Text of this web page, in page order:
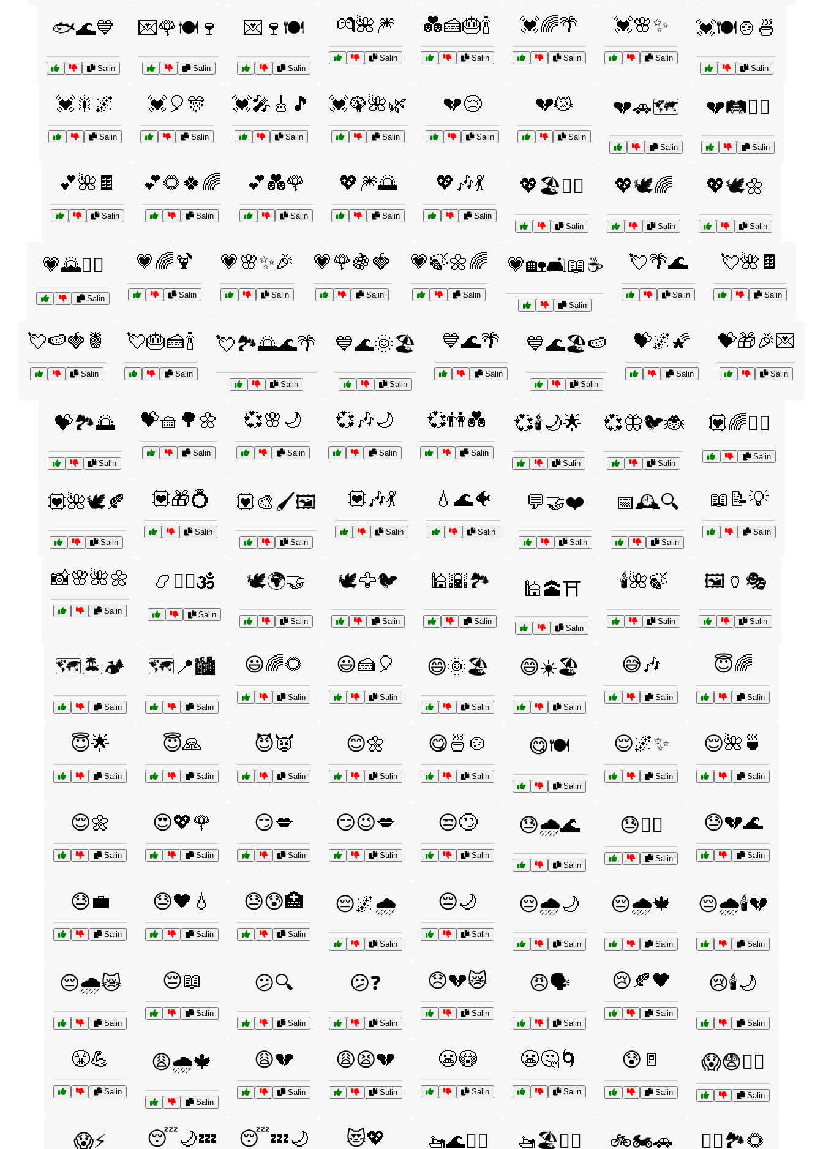
🐟🌊💙
Salin
💌🌹🍽️🍷
Salin
💌🍷🍽️
Salin
💏🌺🎆
Salin
💑🍰🎂🍾
Salin
💓🌈🌴
Salin
💓🌸✨
Salin
💓🍽️🍲🍜
Salin
💓🎇🌌
Salin
💓🎈🎊
Salin
💓🎤🎸🎵
Salin
💓🦚🌺🌿
Salin
💔😢
Salin
💔😿
Salin
💔🚗🗺️
Salin
💔🛤️🚶‍♂️
Salin
💕🌺🍫
Salin
💕🌻🍀🌈
Salin
💕💑🌹
Salin
💖🎆🌅
Salin
💖🎶💃
Salin
💖🏖️🏄‍♀️
Salin
💖🕊️🌈
Salin
💖🕊️🌼
Salin
💗🌄🚴‍♂️
Salin
💗🌈🍹
Salin
💗🌸✨🎉
Salin
💗🌹🍇🍓
Salin
💗🍃🌼🌈
Salin
💗🏡🛋️📖☕
Salin
💘🌴🌊
Salin
💘🌺🍫
Salin
💘🍉🍓🍍
Salin
💘🎂🍰🍾
Salin
💘🏞️🌅🌊🌴
Salin
💙🌊🌞🏖️
Salin
💙🌊🌴
Salin
💙🌊🏖️🍉
Salin
💝🌌🌠
Salin
💝🎁🎉💌
Salin
💝🏞️🌅
Salin
💝🧺🌳🌼
Salin
💞🌸🌙
Salin
💞🎶🌙
Salin
💞👫💑
Salin
💞🕯️🌙🌟
Salin
💞🦋🐦🐞
Salin
💟🌈🧚‍♀️
Salin
💟🌺🕊️🍂
Salin
💟🎁💍
Salin
💟🎨🖌️🖼️
Salin
💟🎶💃
Salin
💧🌊🐠
Salin
💬🤝❤️
Salin
📅🕰️🔍
Salin
📖📝💡
Salin
📸🌸🌺🌼
Salin
📿🧘‍♂️🕉️
Salin
🕊️🌍🤝
Salin
🕊️🦅🐦
Salin
🕌🌇🏞️
Salin
🕌🕋⛩️
Salin
🕯️🌺🍃
Salin
🖼️🏺🎭
Salin
🗺️🏝️🏕️
Salin
🗺️📍🏙️
Salin
😃🌈🌻
Salin
😃🍰🎈
Salin
😄🌞🏖️
Salin
😄☀️🏖️
Salin
😅🎶
Salin
😇🌈
Salin
😇🌟
Salin
😇🙏
Salin
😈👿
Salin
😊🌼
Salin
😋🍜🍲
Salin
😋🍽️
Salin
😌🌌✨
Salin
😌🌺🍵
Salin
😌🌼
Salin
😍💖🌹
Salin
😏💋
Salin
😏😉💋
Salin
😒🙄
Salin
😓🌧️🌊
Salin
😓🏃‍♂️
Salin
😓💔🌊
Salin
😓💼
Salin
😓🖤💧
Salin
😓😰🏥
Salin
😔🌌🌧️
Salin
😔🌙
Salin
😔🌧️🌙
Salin
😔🌧️🍁
Salin
😔🌧️🕯️💔
Salin
😔🌧️😿
Salin
😔📖
Salin
😕🔍
Salin
😕❓
Salin
😞💔😿
Salin
😠🗣️
Salin
😢🍂🖤
Salin
😢🕯️🌙
Salin
😤💪
Salin
😩🌧️🍁
Salin
😩💔
Salin
😩😫💔
Salin
😬😳
Salin
😬🤔🌀
Salin
😰🚪
Salin
😱😨🏃‍♂️
Salin
😱⚡ 😴🌙💤 😴💤🌙 😻💖 🚤🌊🏄‍♂️ 🚤🏖️🏄‍♂️ 🚲🏍️🚗 🚴‍♀️🏞️🌻